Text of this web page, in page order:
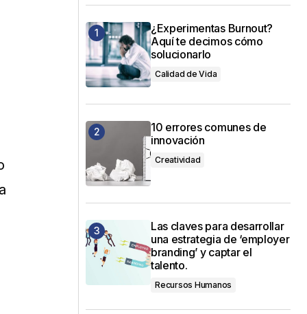
¿Experimentas Burnout?
Aquí te decimos cómo
solucionarlo
Calidad de Vida
10 errores comunes de
innovación
Creatividad
Las claves para desarrollar
una estrategia de ‘employer
branding’ y captar el
talento.
Recursos Humanos